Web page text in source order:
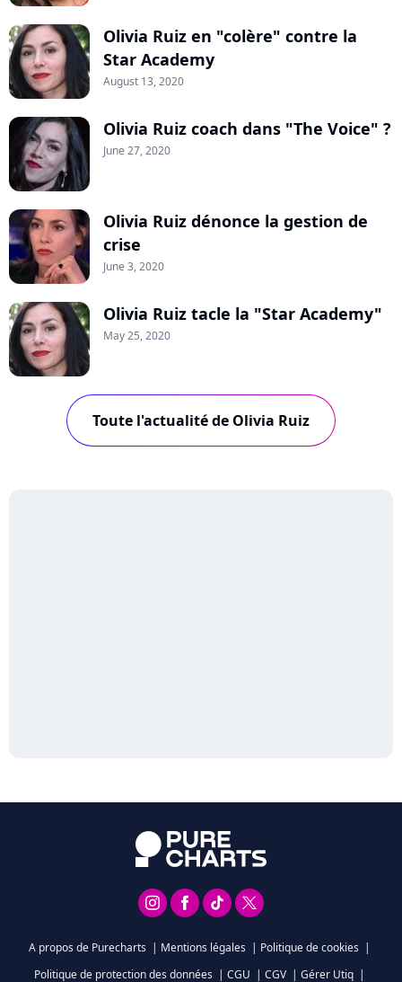
Olivia Ruiz en "colère" contre la
Star Academy
August 13, 2020
Olivia Ruiz coach dans "The Voice" ?
June 27, 2020
Olivia Ruiz dénonce la gestion de
crise
June 3, 2020
Olivia Ruiz tacle la "Star Academy"
May 25, 2020
Toute l'actualité de Olivia Ruiz
A propos de Purecharts | Mentions légales | Politique de cookies |
Politique de protection des données | CGU | CGV | Gérer Utiq |